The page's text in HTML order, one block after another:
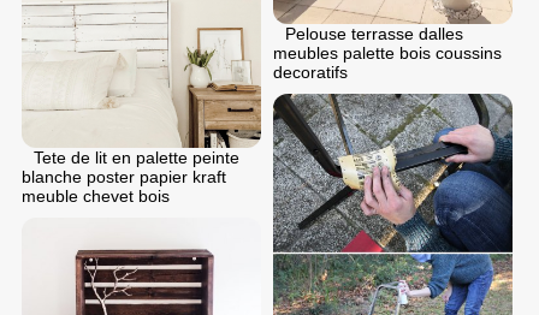
Pelouse terrasse dalles
meubles palette bois coussins
decoratifs
Tete de lit en palette peinte
blanche poster papier kraft
meuble chevet bois